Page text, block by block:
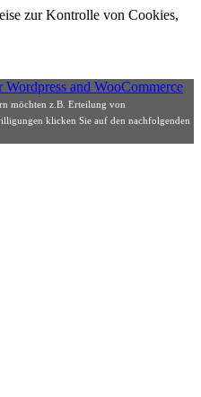
zur Kontrolle von Cookies,
möchten z.B. Erteilung von
klicken Sie auf den nachfolgenden